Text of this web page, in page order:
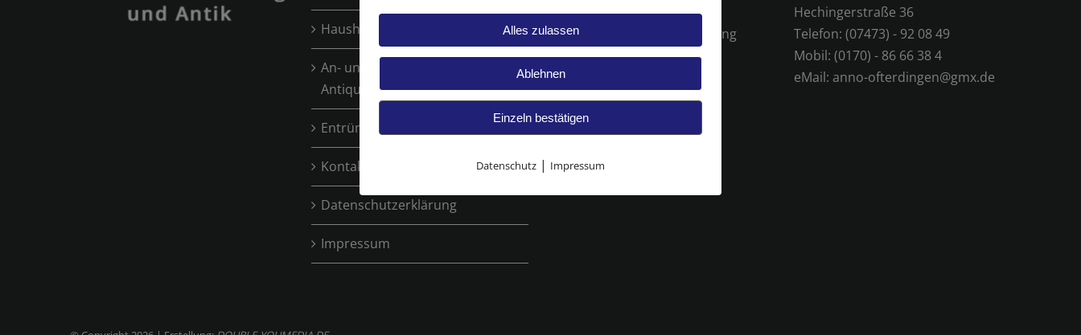
Haushaltsauflösung
An- und Verkauf von
Antiquitäten
Entrümpelungen
Kontakt
Datenschutzerklärung
Impressum
Sa von 10-16 Uhr
Mo und Mi nach Vereinbarung
Sonntag Geschlossen
Hechingerstraße 36
Telefon: (07473) - 92 08 49
Mobil: (0170) - 86 66 38 4
eMail: anno-ofterdingen@gmx.de
Alles zulassen
Ablehnen
Einzeln bestätigen
Datenschutz | Impressum